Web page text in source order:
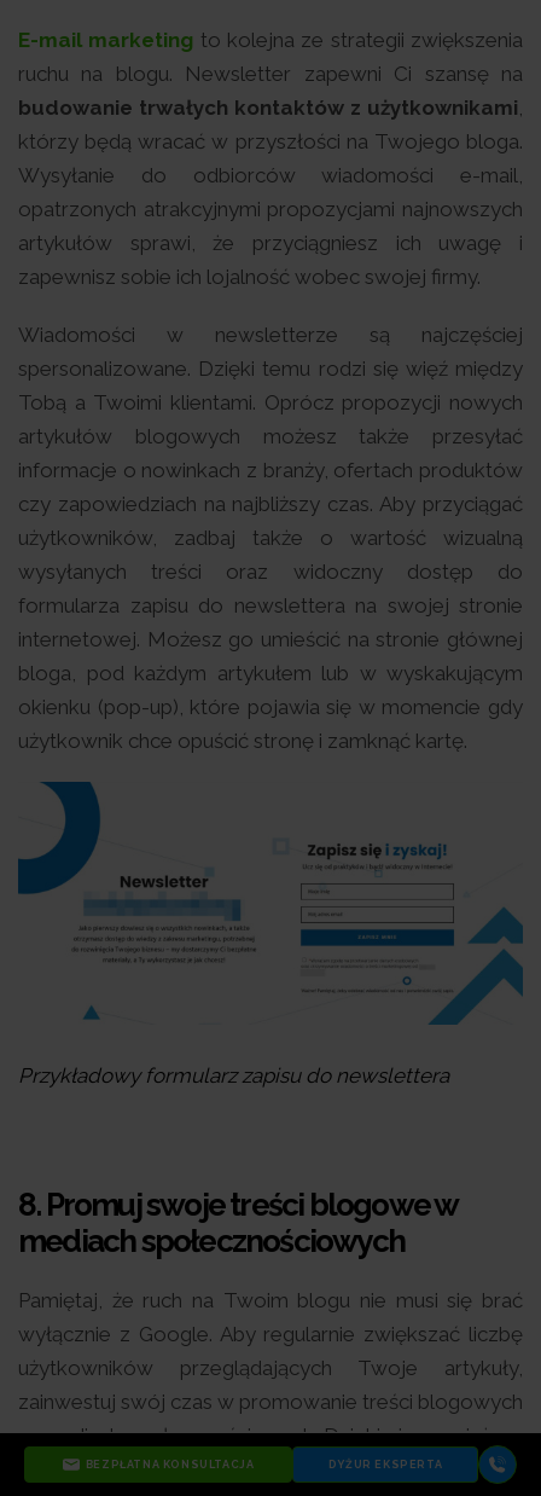
E-mail marketing to kolejna ze strategii zwiększenia
ruchu na blogu. Newsletter zapewni Ci szansę na
budowanie trwałych kontaktów z użytkownikami
którzy będą wracać w przyszłości na Twojego bloga.
Wysyłanie do odbiorców wiadomości e-mail,
opatrzonych atrakcyjnymi propozycjami najnowszych
artykułów sprawi, że przyciągniesz ich uwagę i
zapewnisz sobie ich lojalność wobec swojej firmy.
Wiadomości w newsletterze są najczęściej
spersonalizowane. Dzięki temu rodzi się więź między
Tobą a Twoimi klientami. Oprócz propozycji nowych
artykułów blogowych możesz także przesyłać
informacje o nowinkach z branży, ofertach produktów
czy zapowiedziach na najbliższy czas. Aby przyciągać
użytkowników, zadbaj także o wartość wizualną
wysyłanych treści oraz widoczny dostęp do
formularza zapisu do newslettera na swojej stronie
internetowej. Możesz go umieścić na stronie głównej
bloga, pod każdym artykułem lub w wyskakującym
okienku (pop-up), które pojawia się w momencie gdy
użytkownik chce opuścić stronę i zamknąć kartę.
Przykładowy formularz zapisu do newslettera
8. Promuj swoje treści blogowe w
mediach społecznościowych
Pamiętaj, że ruch na Twoim blogu nie musi się brać
wyłącznie z Google. Aby regularnie zwiększać liczbę
użytkowników przeglądających Twoje artykuły,
zainwestuj swój czas w promowanie treści blogowych
w mediach społecznościowych. Dzięki nim nawiążesz
bezpośredni kontakt z odbiorcami, co pozwoli Ci
BEZPŁATNA KONSULTACJA DYŻUR EKSPERTA